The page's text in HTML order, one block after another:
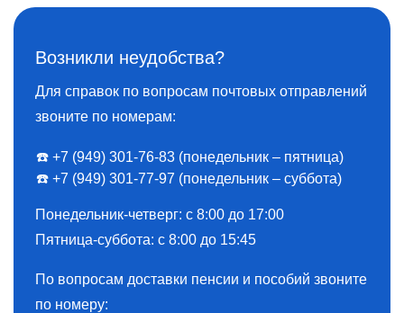
Возникли неудобства?
Для справок по вопросам почтовых отправлений
звоните по номерам:
☎️ +7 (949) 301-76-83 (понедельник – пятница)
☎️ +7 (949) 301-77-97 (понедельник – суббота)
Понедельник-четверг: с 8:00 до 17:00
Пятница-суббота: с 8:00 до 15:45
По вопросам доставки пенсии и пособий звоните
по номеру: